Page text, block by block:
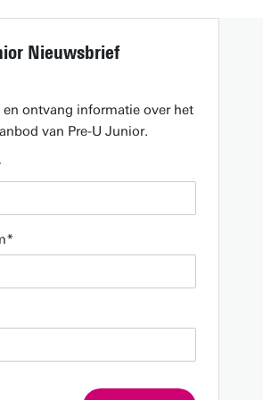
Nieuwsbrief
ontvang informatie over het
van Pre-U Junior.